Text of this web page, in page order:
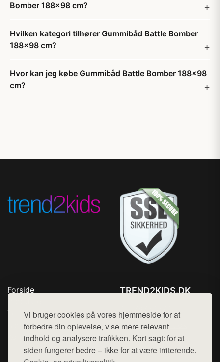
Vi bruger cookies på vores hjemmeside for at
forbedre din oplevelse, vise mere relevant
indhold og analysere trafikken. Kort sagt: for at
siden fungerer bedre – ikke for at være irriterende.
Bomber 188x98 cm?
Hvilken kategori tilhører Gummibåd Battle Bomber
188x98 cm?
Hvor kan jeg købe Gummibåd Battle Bomber 188x98
cm?
Forside
Top Rabatter
Blog
Kontakt
TREND2KIDS.DK
Mail: hej@want.dk
Cookie- og privatlivspolitik